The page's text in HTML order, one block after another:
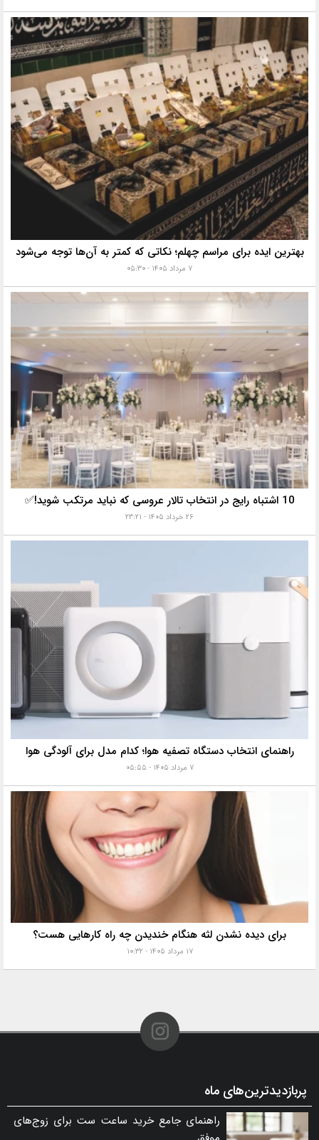
بهترین ایده برای مراسم چهلم؛ نکاتی که کمتر به آن‌ها توجه می‌شود
۷ مرداد ۱۴۰۵ - ۰۵:۳۰
10 اشتباه رایج در انتخاب تالار عروسی که نباید مرتکب شوید!✅
۲۶ خرداد ۱۴۰۵ - ۲۳:۲۱
راهنمای انتخاب دستگاه تصفیه هوا؛ کدام مدل برای آلودگی هوا
۷ مرداد ۱۴۰۵ - ۰۵:۵۵
برای دیده نشدن لثه هنگام خندیدن چه راه کارهایی هست؟
۱۷ مرداد ۱۴۰۵ - ۱۰:۳۲
پربازدیدترین‌های ماه
راهنمای جامع خرید ساعت ست برای زوج‌های